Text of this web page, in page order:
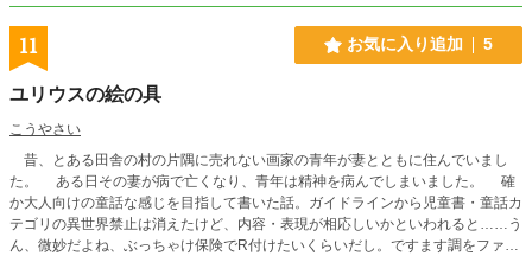
11 お気に入り追加 5
ユリウスの絵の具
こうやさい
昔、とある田舎の村の片隅に売れない画家の青年が妻とともに住んでいまし
た。 ある日その妻が病で亡くなり、青年は精神を病んでしまいました。 確
か大人向けの童話な感じを目指して書いた話。ガイドラインから児童書・童話カ
テゴリの異世界禁止は消えたけど、内容・表現が相応しいかといわれると……う
ん、微妙だよね、ぶっちゃけ保険でR付けたいくらいだし。ですます調をファン